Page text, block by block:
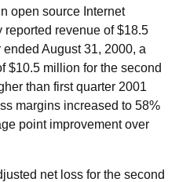
open source Internet
reported revenue of $18.5
August 31, 2000, a
$10.5 million for the second
than first quarter 2001
margins increased to 58%
point improvement over
net loss for the second